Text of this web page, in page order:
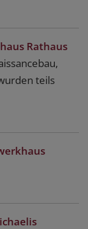
Rathaus
teils